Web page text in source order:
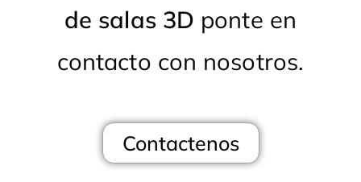
de salas 3D ponte en
contacto con nosotros.
Contactenos